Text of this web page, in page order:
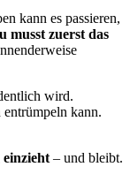
kann es passieren,
musst zuerst das
wird.
entrümpeln kann.
– und bleibt.